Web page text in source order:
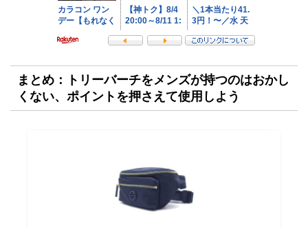
まとめ：トリーバーチをメンズが持つのはおかし
くない、ポイントを押さえて使用しよう